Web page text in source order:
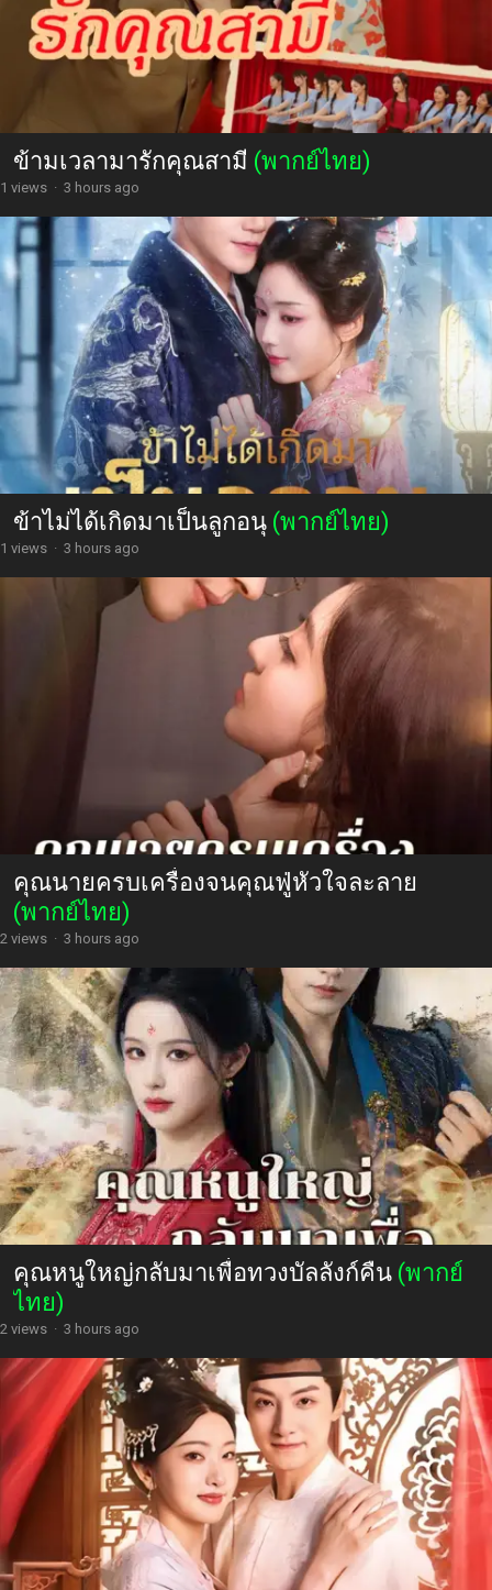
ข้ามเวลามารักคุณสามี (พากย์ไทย)
1 views · 3 hours ago
ข้าไม่ได้เกิดมาเป็นลูกอนุ (พากย์ไทย)
1 views · 3 hours ago
คุณนายครบเครื่องจนคุณฟู่หัวใจละลาย
(พากย์ไทย)
2 views · 3 hours ago
คุณหนูใหญ่กลับมาเพื่อทวงบัลลังก์คืน (พากย์
ไทย)
2 views · 3 hours ago